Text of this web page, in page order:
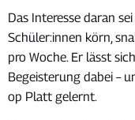
Das Interesse daran
Schüler:innen körn,
pro Woche. Er lässt
Begeisterung dabei –
op Platt gelernt.